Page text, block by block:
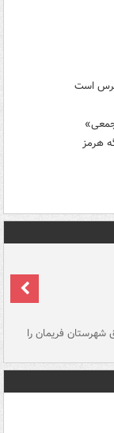
ترس است
هرمز
شهرستان فریمان را